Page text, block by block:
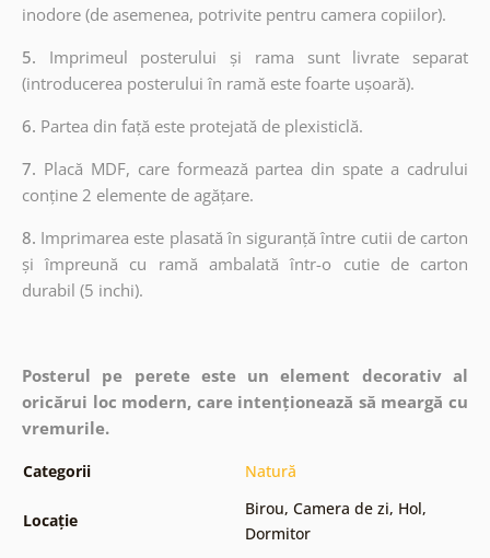
inodore (de asemenea, potrivite pentru camera copiilor).
5. Imprimeul posterului și rama sunt livrate separat
(introducerea posterului în ramă este foarte ușoară).
6. Partea din față este protejată de plexisticlă.
7. Placă MDF, care formează partea din spate a cadrului
conține 2 elemente de agățare.
8. Imprimarea este plasată în siguranță între cutii de carton
și împreună cu ramă ambalată într-o cutie de carton
durabil (5 inchi).
Posterul pe perete este un element decorativ al
oricărui loc modern, care intenționează să meargă cu
vremurile.
Categorii Natură
Locație
Birou, Camera de zi, Hol,
Dormitor